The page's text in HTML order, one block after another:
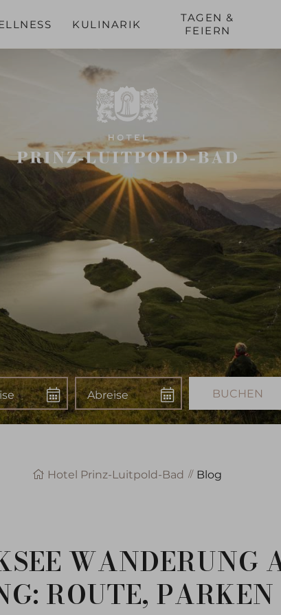
KULINARIK
TAGEN &
FEIERN
Abreise Buchen
Hotel Prinz-Luitpold-Bad Blog
WANDERUNG
ROUTE,